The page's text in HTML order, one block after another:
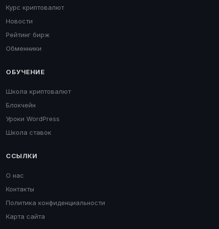
Курс криптовалют
Новости
Рейтинг бирж
Обменники
ОБУЧЕНИЕ
Школа криптовалют
Блокчейн
Уроки WordPress
Школа ставок
ССЫЛКИ
О нас
Контакты
Политика конфиденциальности
Карта сайта